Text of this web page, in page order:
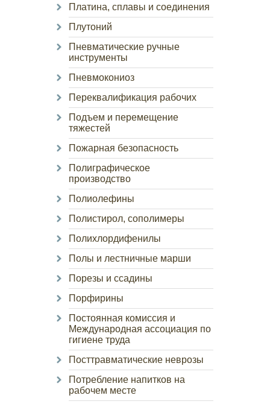
Платина, сплавы и соединения
Плутоний
Пневматические ручные
инструменты
Пневмокониоз
Переквалификация рабочих
Подъем и перемещение
тяжестей
Пожарная безопасность
Полиграфическое
производство
Полиолефины
Полистирол, сополимеры
Полихлордифенилы
Полы и лестничные марши
Порезы и ссадины
Порфирины
Постоянная комиссия и
Международная ассоциация по
гигиене труда
Посттравматические неврозы
Потребление напитков на
рабочем месте